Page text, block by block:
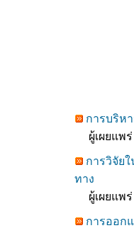
การบริหา
ผู้เผยแพร่
การวิจัย
ทาง
ผู้เผยแพร่
การออก